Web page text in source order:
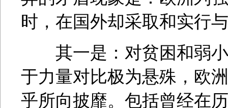
时，在国外却采取和实行
其一是：对贫困和弱小
于力量对比极为悬殊，欧
乎所向披靡。包括曾经在